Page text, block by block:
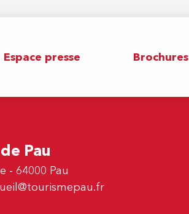
Espace presse Brochures
Pau
- 64000 Pau